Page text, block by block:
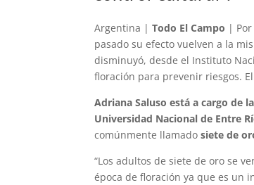
Argentina |Todo El Campo |
pasado su efecto vuelven a la
disminuyó, desde el Instituto
floración para prevenir riesgos.
Adriana Saluso está a cargo de
Universidad Nacional de Entre
comúnmente llamadosiete de
“Los adultos de siete de oro se
época de floración ya que es un